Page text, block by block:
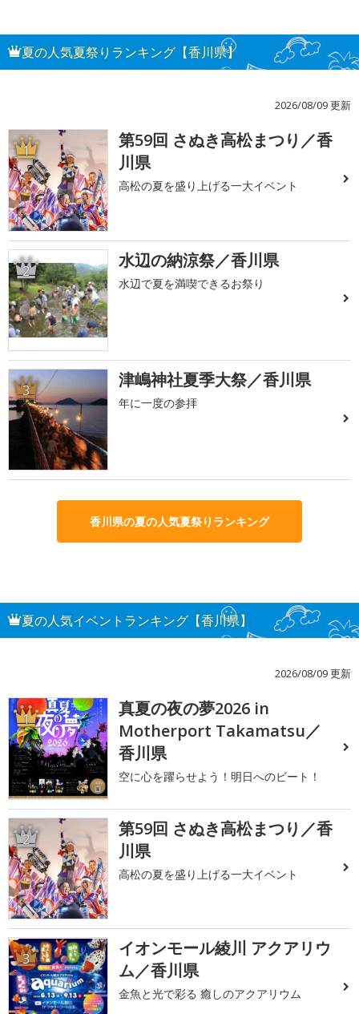
夏の人気夏祭りランキング【香川県】
2026/08/09 更新
1
第59回 さぬき高松まつり／香
川県
高松の夏を盛り上げる一大イベント
2 水辺の納涼祭／香川県
水辺で夏を満喫できるお祭り
3 津嶋神社夏季大祭／香川県
年に一度の参拝
香川県の夏の人気夏祭りランキング
夏の人気イベントランキング【香川県】
2026/08/09 更新
1
真夏の夜の夢2026 in
Motherport Takamatsu／
香川県
空に心を躍らせよう！明日へのビート！
2
第59回 さぬき高松まつり／香
川県
高松の夏を盛り上げる一大イベント
3
イオンモール綾川 アクアリウ
ム／香川県
金魚と光で彩る 癒しのアクアリウム